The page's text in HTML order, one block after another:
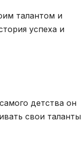
талантом и
успеха и
детства он
свои